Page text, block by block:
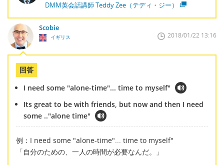
DMM英会話講師 Teddy Zee（テディ・ジー）
Scobie
イギリス 2018/01/22 13:16
回答
I need some "alone-time"... time to myself"
Its great to be with friends, but now and then I need
some .."alone time"
例：I need some "alone-time"... time to myself"
「自分のための、一人の時間が必要なんだ。」